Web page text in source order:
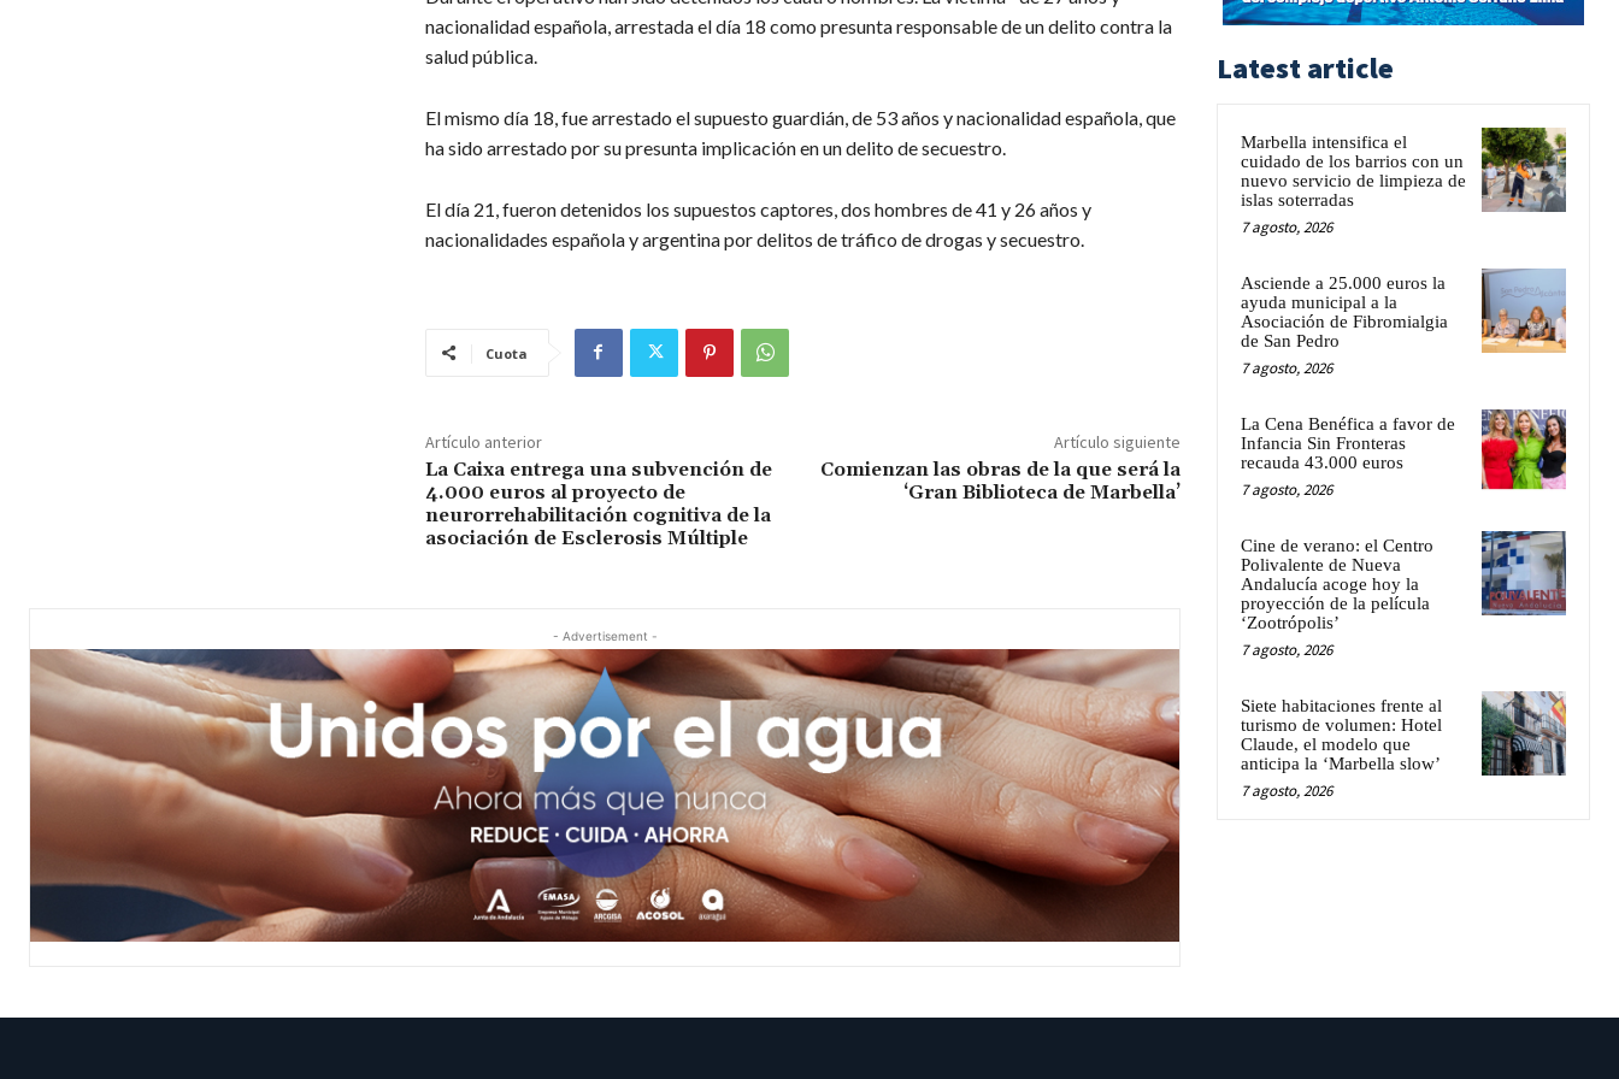
nacionalidad española, arrestada el día 18 como presunta responsable de un delito contra la
salud pública.
El mismo día 18, fue arrestado el supuesto guardián, de 53 años y nacionalidad española, que
ha sido arrestado por su presunta implicación en un delito de secuestro.
El día 21, fueron detenidos los supuestos captores, dos hombres de 41 y 26 años y
nacionalidades española y argentina por delitos de tráfico de drogas y secuestro.
Cuota
Artículo anterior
La Caixa entrega una subvención de
4.000 euros al proyecto de
neurorrehabilitación cognitiva de la
asociación de Esclerosis Múltiple
Artículo siguiente
Comienzan las obras de la que será la
‘Gran Biblioteca de Marbella’
- Advertisement -
Latest article
Marbella intensifica el
cuidado de los barrios con un
nuevo servicio de limpieza de
islas soterradas
7 agosto, 2026
Asciende a 25.000 euros la
ayuda municipal a la
Asociación de Fibromialgia
de San Pedro
7 agosto, 2026
La Cena Benéfica a favor de
Infancia Sin Fronteras
recauda 43.000 euros
7 agosto, 2026
Cine de verano: el Centro
Polivalente de Nueva
Andalucía acoge hoy la
proyección de la película
‘Zootrópolis’
7 agosto, 2026
Siete habitaciones frente al
turismo de volumen: Hotel
Claude, el modelo que
anticipa la ‘Marbella slow’
7 agosto, 2026